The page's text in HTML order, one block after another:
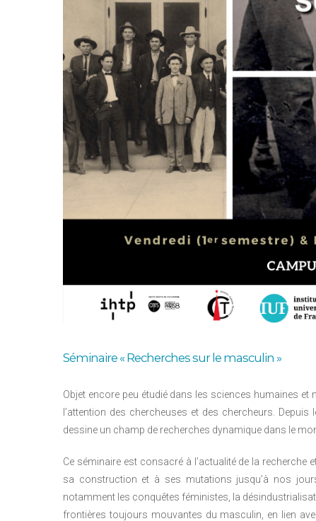
Séminaire « Recherches sur le masculin »
Objet encore peu étudié dans les sciences humaines
l’attention des chercheuses et des chercheurs. Depuis
dessine un champ de recherches dynamique dans le
Ce séminaire est consacré à l’actualité de la
sa construction et à ses mutations jusqu’à nos
notamment les conquêtes féministes, la
frontières toujours mouvantes du masculin, en lien